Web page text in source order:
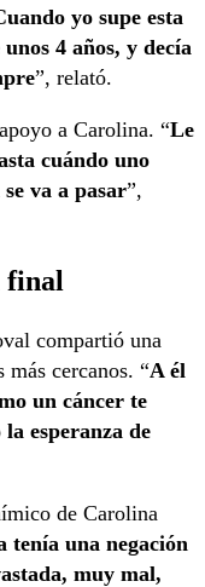
yo supe esta
4 años, y decía
”, relató.
a Carolina. “Le
cuándo uno
va a pasar”,
final
compartió una
más cercanos. “A él
un cáncer te
esperanza de
de Carolina
tenía una negación
muy mal,